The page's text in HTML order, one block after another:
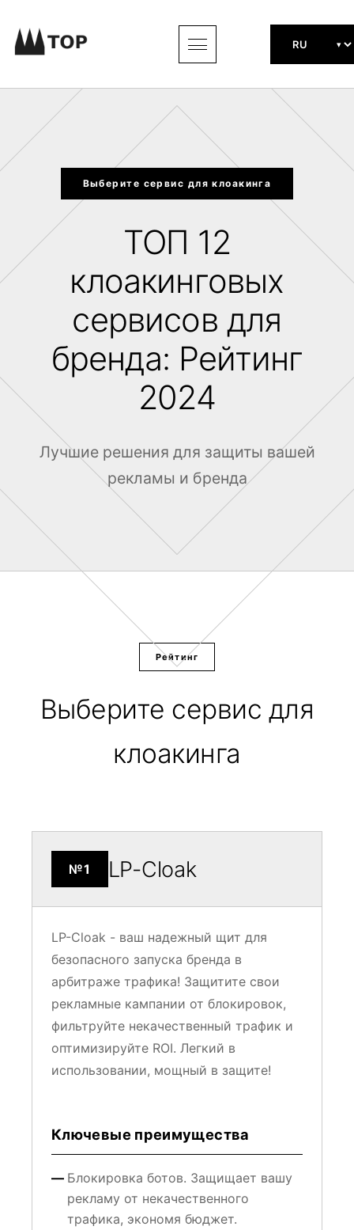
Выберите сервис для клоакинга
ТОП 12
клоакинговых
сервисов для
бренда: Рейтинг
2024
Лучшие решения для защиты вашей
рекламы и бренда
Рейтинг
Выберите сервис для
клоакинга
№1 LP-Cloak
LP-Cloak - ваш надежный щит для
безопасного запуска бренда в
арбитраже трафика! Защитите свои
рекламные кампании от блокировок,
фильтруйте некачественный трафик и
оптимизируйте ROI. Легкий в
использовании, мощный в защите!
Ключевые преимущества
Блокировка ботов. Защищает вашу
рекламу от некачественного
трафика, экономя бюджет.